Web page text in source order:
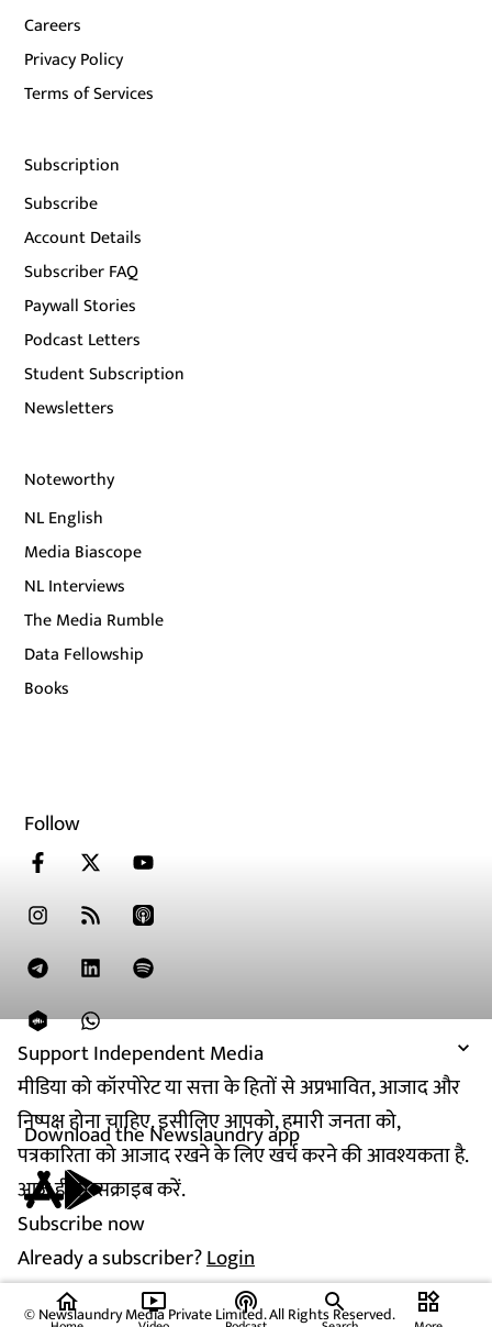
Support Independent Media
मीडिया को कॉरपोरेट या सत्ता के हितों से अप्रभावित, आजाद और
निष्पक्ष होना चाहिए. इसीलिए आपको, हमारी जनता को,
पत्रकारिता को आजाद रखने के लिए खर्च करने की आवश्यकता है.
आज ही सब्सक्राइब करें.
Subscribe now
Already a subscriber?Login
Careers
Privacy Policy
Terms of Services
Subscription
Subscribe
Account Details
Subscriber FAQ
Paywall Stories
Podcast Letters
Student Subscription
Newsletters
Noteworthy
NL English
Media Biascope
NL Interviews
The Media Rumble
Data Fellowship
Books
Follow
Download the Newslaundry app
© Newslaundry Media Private Limited. All Rights Reserved.
home ondemand_video podcasts widgets